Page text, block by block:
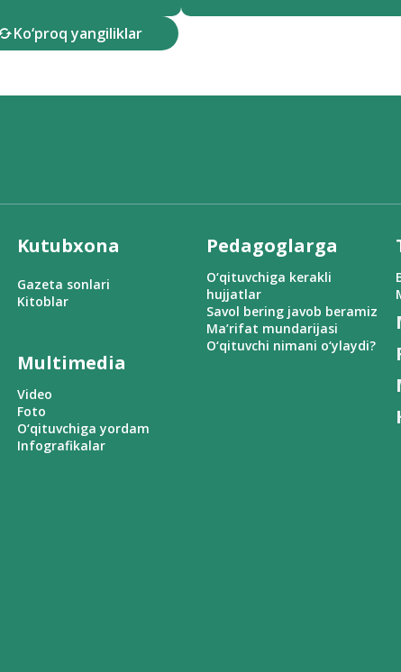
Ko‘proq yangiliklar
Kutubxona
Gazeta sonlari
Kitoblar
Multimedia
Video
Foto
O‘qituvchiga yordam
Infografikalar
Pedagoglarga
O‘qituvchiga kerakli
hujjatlar
Savol bering javob beramiz
Ma’rifat mundarijasi
O‘qituvchi nimani o‘ylaydi?